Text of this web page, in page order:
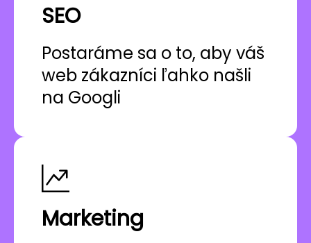
SEO
Postaráme sa o to, aby váš
web zákazníci ľahko našli
na Googli
Marketing